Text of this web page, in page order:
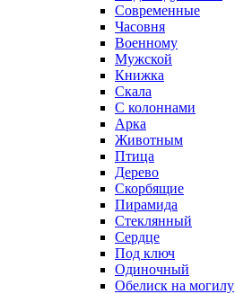
Современные
Часовня
Военному
Мужской
Книжка
Cкала
С колоннами
Арка
Животным
Птица
Дерево
Скорбящие
Пирамида
Стеклянный
Сердце
Под ключ
Одиночный
Обелиск на могилу